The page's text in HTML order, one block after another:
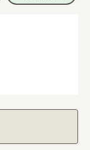
作！